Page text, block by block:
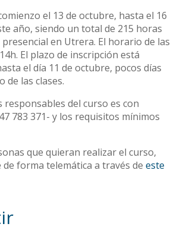
el 13 de octubre, hasta el 16
año, siendo un total de 215 horas
en Utrera. El horario de las
El plazo de inscripción está
el día 11 de octubre, pocos días
de las clases.
responsables del curso es con
783 371- y los requisitos mínimos
que quieran realizar el curso,
forma telemática a través de este